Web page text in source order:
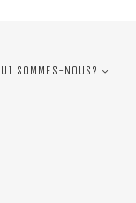
SOMMES-NOUS?